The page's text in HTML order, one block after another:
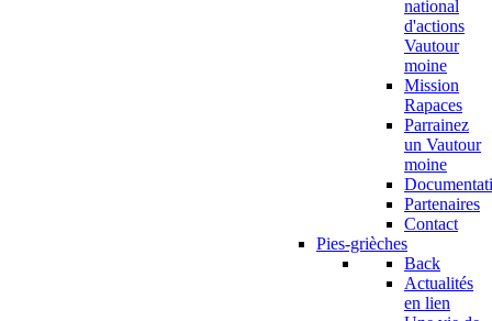
national
d'actions
Vautour
moine
Mission
Rapaces
Parrainez
un Vautour
moine
Partenaires
Contact
Pies-grièches
Back
Actualités
en lien